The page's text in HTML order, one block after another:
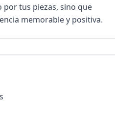
tus piezas, sino que
memorable y positiva.